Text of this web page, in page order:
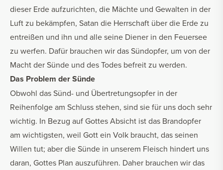
dieser Erde aufzurichten, die Mächte und Gewalten in der
Luft zu bekämpfen, Satan die Herrschaft über die Erde zu
entreißen und ihn und alle seine Diener in den Feuersee
zu werfen. Dafür brauchen wir das Sündopfer, um von der
Macht der Sünde und des Todes befreit zu werden.
Das Problem der Sünde
Obwohl das Sünd- und Übertretungsopfer in der
Reihenfolge am Schluss stehen, sind sie für uns doch sehr
wichtig. In Bezug auf Gottes Absicht ist das Brandopfer
am wichtigsten, weil Gott ein Volk braucht, das seinen
Willen tut; aber die Sünde in unserem Fleisch hindert uns
daran, Gottes Plan auszuführen. Daher brauchen wir das